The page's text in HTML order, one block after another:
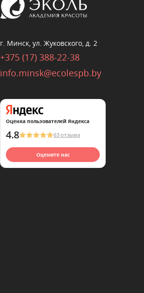
г. Минск, ул. Жуковского, д. 2
+375 (17) 388-22-38
info.minsk@ecolespb.by
Оценка пользователей Яндекса
4.8 63 отзыва
Оцените нас